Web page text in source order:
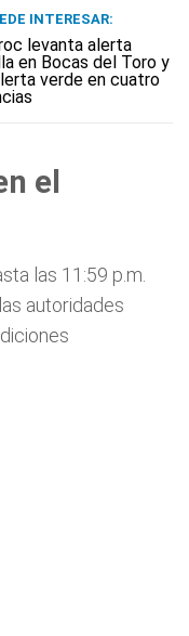
INTERESAR:
levanta alerta
en Bocas del Toro y
verde en cuatro
el
las 11:59 p.m.
autoridades